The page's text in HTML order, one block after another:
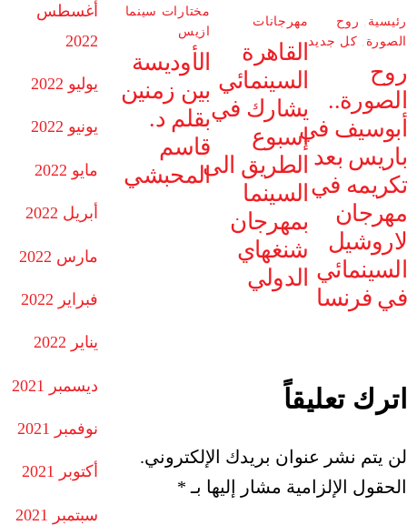
مختارات سينما
ازيس
الأوديسة
بين زمنين
بقلم د.
قاسم
المحبشي
مهرجانات
القاهرة
السينمائي
يشارك في
إسبوع
الطريق الى
السينما
بمهرجان
شنغهاي
الدولي
رئيسية
روح
الصورة
كل جديد
روح
الصورة..
أبوسيف في
باريس بعد
تكريمه في
مهرجان
لاروشيل
السينمائي
في فرنسا
اترك تعليقاً
لن يتم نشر عنوان بريدك الإلكتروني.
الحقول الإلزامية مشار إليها بـ *
أغسطس
2022
يوليو 2022
يونيو 2022
مايو 2022
أبريل 2022
مارس 2022
فبراير 2022
يناير 2022
ديسمبر 2021
نوفمبر 2021
أكتوبر 2021
سبتمبر 2021